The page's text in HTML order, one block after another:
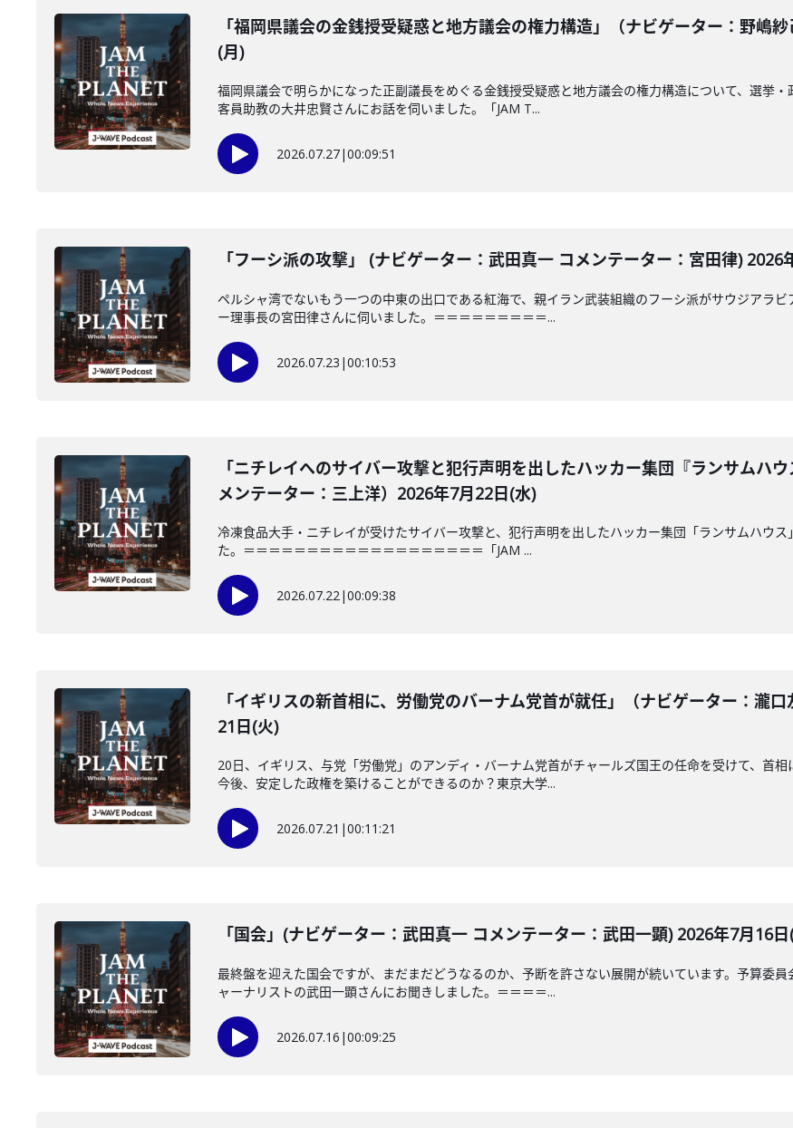
「福岡県議会の金銭授受疑惑と地方議会の権力構造」（ナビゲーター：野嶋
(月)
福岡県議会で明らかになった正副議長をめぐる金銭授受疑惑と地方議会の権力構造について、選挙
客員助教の大井忠賢さんにお話を伺いました。「JAM T...
2026.07.27|00:09:51
「フーシ派の攻撃」 (ナビゲーター：武田真一 コメンテーター：宮田律) 2026
ペルシャ湾でないもう一つの中東の出口である紅海で、親イラン武装組織のフーシ派がサウジアラ
ー理事長の宮田律さんに伺いました。＝＝＝＝＝＝＝＝＝...
2026.07.23 |00:10:53
「ニチレイへのサイバー攻撃と犯行声明を出したハッカー集団『ランサムハ
メンテーター：三上洋）2026年7月22日(水)
冷凍食品大手・ニチレイが受けたサイバー攻撃と、犯行声明を出したハッカー集団「ランサムハウ
た。＝＝＝＝＝＝＝＝＝＝＝＝＝＝＝＝＝＝＝「JAM ...
2026.07.22|00:09:38
「イギリスの新首相に、労働党のバーナム党首が就任」（ナビゲーター：瀧
21日(火)
20日、イギリス、与党「労働党」のアンディ・バーナム党首がチャールズ国王の任命を受けて、首
今後、安定した政権を築けることができるのか？東京大学...
2026.07.21 |00:11:21
「国会」(ナビゲーター：武田真一 コメンテーター：武田一顕) 2026年7月16
最終盤を迎えた国会ですが、まだまだどうなるのか、予断を許さない展開が続いています。予算委
ャーナリストの武田一顕さんにお聞きしました。＝＝＝＝...
2026.07.16 |00:09:25